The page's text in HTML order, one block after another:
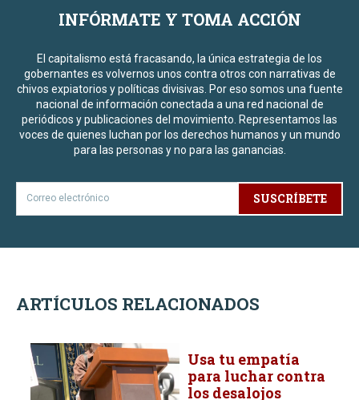
INFÓRMATE Y TOMA ACCIÓN
El capitalismo está fracasando, la única estrategia de los
gobernantes es volvernos unos contra otros con narrativas de
chivos expiatorios y políticas divisivas. Por eso somos una fuente
nacional de información conectada a una red nacional de
periódicos y publicaciones del movimiento. Representamos las
voces de quienes luchan por los derechos humanos y un mundo
para las personas y no para las ganancias.
SUSCRÍBETE
ARTÍCULOS RELACIONADOS
Usa tu empatía
para luchar contra
los desalojos